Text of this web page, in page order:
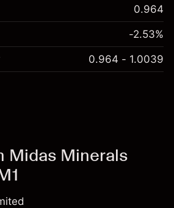
0.964
-2.53%
0.964 - 1.0039
Midas Minerals